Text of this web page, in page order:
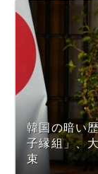
韓国の暗い
子縁組」、
束